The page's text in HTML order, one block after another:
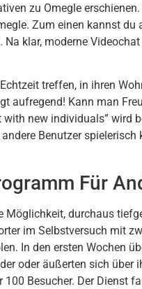
zu Omegle
Zum einen kannst
klar, moderne
treffen, in ihren
aufregend! Kann man
with new individuals” wird
Benutzer
Für
durchaus
im Selbstversuch mit
In den ersten Wochen
oder äußerten sich über
Besucher. Der Dienst